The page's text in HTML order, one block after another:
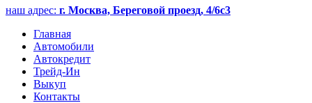
наш адрес: г. Москва, Береговой проезд, 4/6с3
Главная
Автомобили
Автокредит
Трейд-Ин
Выкуп
Контакты